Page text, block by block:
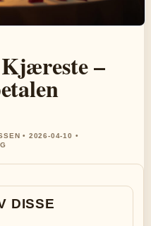
–
• 2026-04-10 •
DISSE